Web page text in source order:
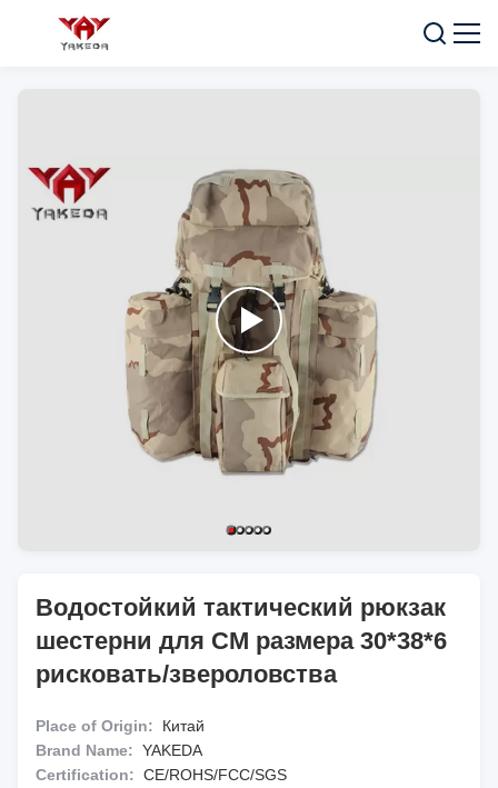
Водостойкий тактический рюкзак
шестерни для СМ размера 30*38*6
рисковать/звероловства
Place of Origin:
Китай
Brand Name: YAKEDA
Certification: CE/ROHS/FCC/SGS